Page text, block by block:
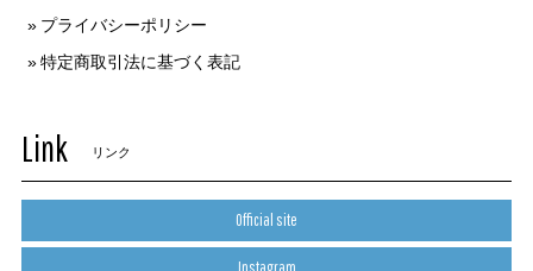
プライバシーポリシー
特定商取引法に基づく表記
Link リンク
Official site